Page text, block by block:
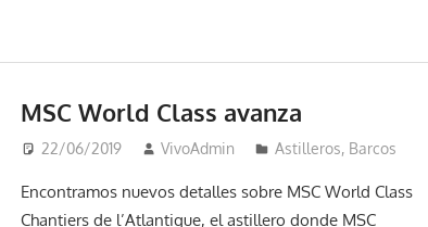
MSC World Class avanza
22/06/2019 VivoAdmin Astilleros, Barcos
Encontramos nuevos detalles sobre MSC World Class
Chantiers de l’Atlantique, el astillero donde MSC